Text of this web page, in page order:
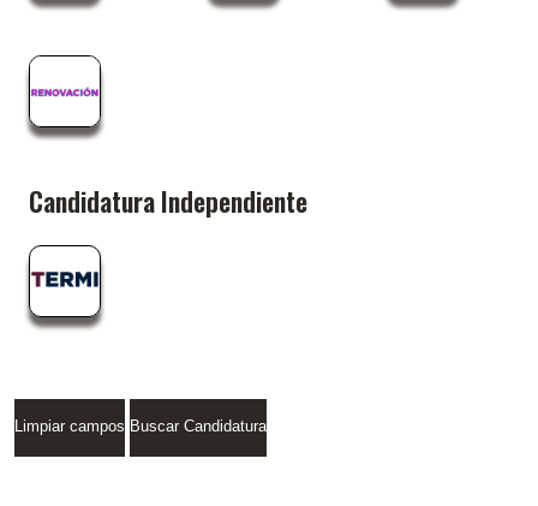
Candidatura Independiente
Limpiar campos Buscar Candidatura